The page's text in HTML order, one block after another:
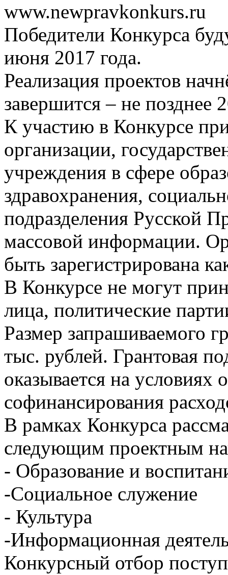
www.newpravkonkurs.ru
Победители Конкурса
июня 2017 года.
Реализация проектов
завершится – не позднее
К участию в Конкурсе
организации,
учреждения в сфере
здравохранения,
подразделения Русской
массовой информации.
быть зарегистрирована
В Конкурсе не могут
лица, политические
Размер запрашиваемого
тыс. рублей. Грантовая
оказывается на условиях
софинансирования
В рамках Конкурса
следующим проектным
- Образование и
-Социальное служение
- Культура
-Информационная
Конкурсный отбор